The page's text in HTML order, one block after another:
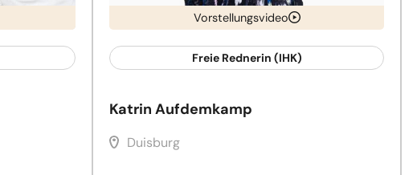
Vorstellungsvideo
Freie Rednerin (IHK)
Katrin Aufdemkamp
Duisburg